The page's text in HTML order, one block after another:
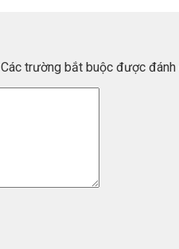
Các trường bắt buộc được đánh